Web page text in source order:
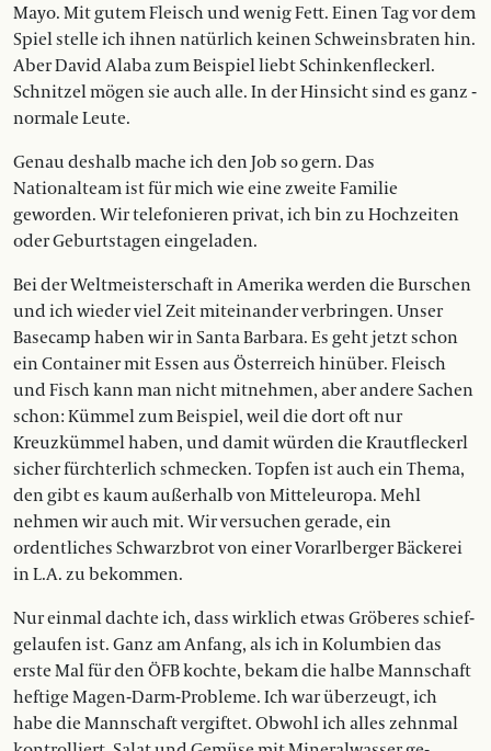
Mayo. Mit gutem Fleisch und wenig Fett. Einen Tag vor dem
Spiel stelle ich ihnen natürlich keinen Schweinsbraten hin.
Aber David Alaba zum Beispiel liebt Schinkenfleckerl.
Schnitzel mögen sie auch alle. In der Hinsicht sind es ganz ­
normale Leute.
Genau deshalb mache ich den Job so gern. Das
Nationalteam ist für mich wie eine zweite Familie
geworden. Wir telefonieren privat, ich bin zu Hochzeiten
oder Geburtstagen eingeladen.
Bei der Weltmeisterschaft in Amerika werden die Burschen
und ich wieder viel Zeit miteinander verbringen. Unser
Basecamp haben wir in Santa Barbara. Es geht jetzt schon
ein Container mit Essen aus Österreich hinüber. Fleisch
und Fisch kann man nicht mitnehmen, aber andere Sachen
schon: Kümmel zum ­Beispiel, weil die dort oft nur
Kreuzkümmel haben, und damit würden die Krautfleckerl
sicher fürchterlich schmecken. Topfen ist auch ein Thema,
den gibt es kaum ­außerhalb von ­Mitteleuropa. Mehl
nehmen wir auch mit. Wir versuchen gerade, ein
ordentliches Schwarzbrot von einer­ ­Vorarlberger Bäckerei
in L.A. zu bekommen.
Nur einmal dachte ich, dass wirklich etwas Gröberes schief­
gelaufen ist. Ganz am Anfang, als ich in Kolumbien das
erste Mal für den ÖFB kochte, bekam die halbe Mannschaft
heftige Magen-Darm-Probleme. Ich war überzeugt, ich
habe die Mannschaft vergiftet. Obwohl ich alles­ zehnmal